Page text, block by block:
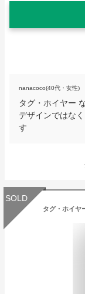
nanacoco(40代・女性)
タグ・ホイヤー
デザインではな
す
SOLD